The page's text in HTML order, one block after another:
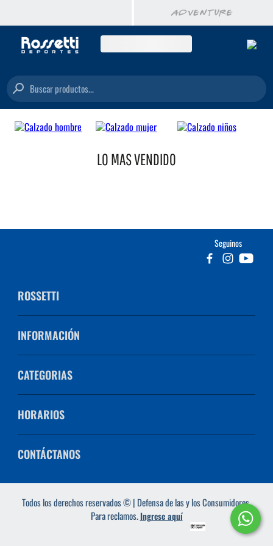
Buscar productos...
LO MAS VENDIDO
Seguinos
ROSSETTI
INFORMACIÓN
CATEGORIAS
HORARIOS
CONTÁCTANOS
Todos los derechos reservados © | Defensa de las y los Consumidores.
Para reclamos.Ingrese aquí